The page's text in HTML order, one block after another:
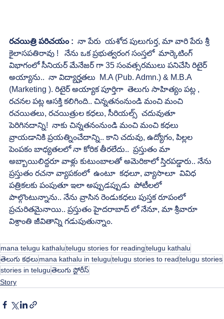
రచయిత్రి పరిచయం :
  నా పేరు  యశోద పులుగుర్త, మా వారి పేరు శ్రీ
కైలాసపతిరావు !   నేను ఒక ప్రభుత్వరంగ సంస్తలో  మార్కెటింగ్
విభాగంలో సీనియర్ మేనేజర్ గా 35 సంవత్సరములు పనిచేసి రిటైర్
అయ్యాను..  నా విద్యార్హతలు  M.A (Pub. Admn.) & M.B.A
(Marketing ). రిటైర్ అయ్యాక పూర్తిగా  తెలుగు సాహిత్యం పట్ల ,
రచనల పట్ల ఆసక్తి కలిగింది.. చిన్నతనంనుండి మంచి మంచి
రచయితలు, రచయిత్రుల కధలు, సీరియల్స్  చదువుతూ
పెరిగినదాన్ని!  నాకు చిన్నతనంనుండి మంచి మంచి కధలు
వ్రాయడానికి ప్రయత్నించేదాన్ని.. కాని చదువు, ఉద్యోగం, పిల్లల
పెంపకం బాధ్యతలలో నా కోరిక తీరలేదు..  ప్రస్తుతం మా
అబ్బాయిలిద్దరూ వాళ్లు కుటుంబాలతో అమెరికాలో స్తిరపడ్డారు.. నేను
ప్రస్తుతం రచనా వ్యాపకంలో  ఉంటూ  కధలూ, వ్యాసాలూ  వివిధ
పత్రికలకు పంపుతూ ఇలా అప్పుడప్పుడు  పోటీలలో
పాల్గొంటున్నాను.. నేను వ్రాసిన రెండుకధలు పుస్తక రూపంలో
ప్రచురితమైనాయి.. ప్రస్తుతం హైదరాబాద్ లో నేనూ, మా శ్రీవారూ
విశ్రాంతి జీవితాన్ని గడుపుతున్నాం.
mana telugu kathalutelugu stories for readingtelugu kathalu
తెలుగు కథలుmana kathalu in telugutelugu stories to readtelugu stories
stories in teluguతెలుగు స్టోరీస్
Story